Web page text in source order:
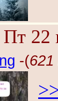
Пт 22
-(621